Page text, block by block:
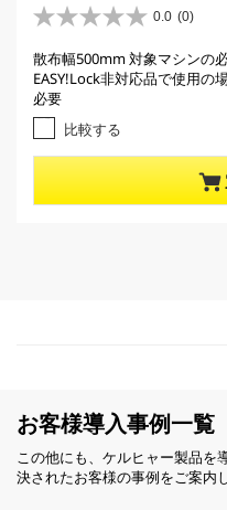
r
e
n
t
p
r
o
d
0.0 (0)
星
.
0
／
5
個
で
す
。
散布幅500mm 対象マシンの
EASY!Lock非対応品で使用の
必要
比較する
お客様導入事例一覧
この他にも、ケルヒャー製品を
決されたお客様の事例をご案内